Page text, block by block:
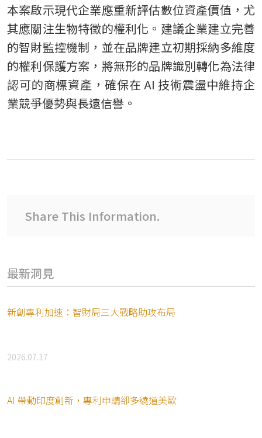
本案啟示現代企業應重新評估數位資產價值，尤
其應關注生物特徵的權利化。建議企業建立完善
的智財監控機制，並在品牌建立初期採納多維度
的權利保護方案，將無形的品牌識別轉化為法律
認可的商標資產，確保在 AI 技術震盪中維持企
業競爭優勢與長遠信譽。
Share This Information.
最新洞見
新創專利加速：智財局三大戰略助攻布局
2026.07.17
AI 帶動印度創新，專利申請卻多繞道美歐